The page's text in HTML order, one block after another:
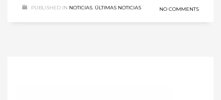
PUBLISHED IN NOTICIAS, ÚLTIMAS NOTICIAS NO COMMENTS